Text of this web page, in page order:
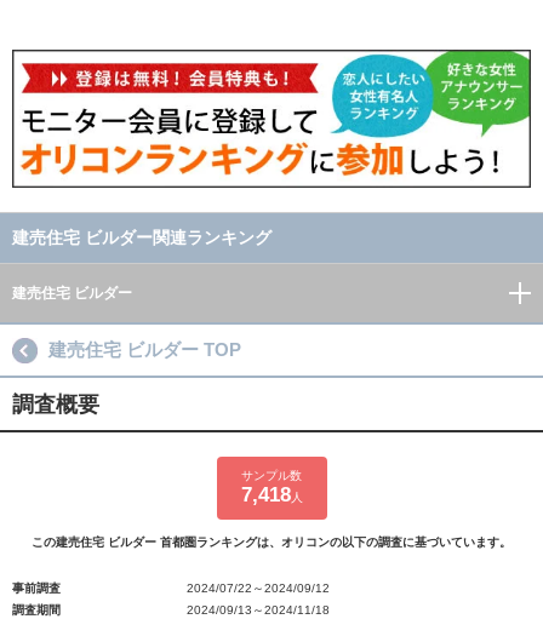
建売住宅 ビルダー関連ランキング
建売住宅 ビルダー
建売住宅 ビルダー TOP
調査概要
サンプル数
7,418人
この建売住宅 ビルダー 首都圏ランキングは、オリコンの以下の調査に基づいています。
事前調査
2024/07/22～2024/09/12
調査期間
2024/09/13～2024/11/18